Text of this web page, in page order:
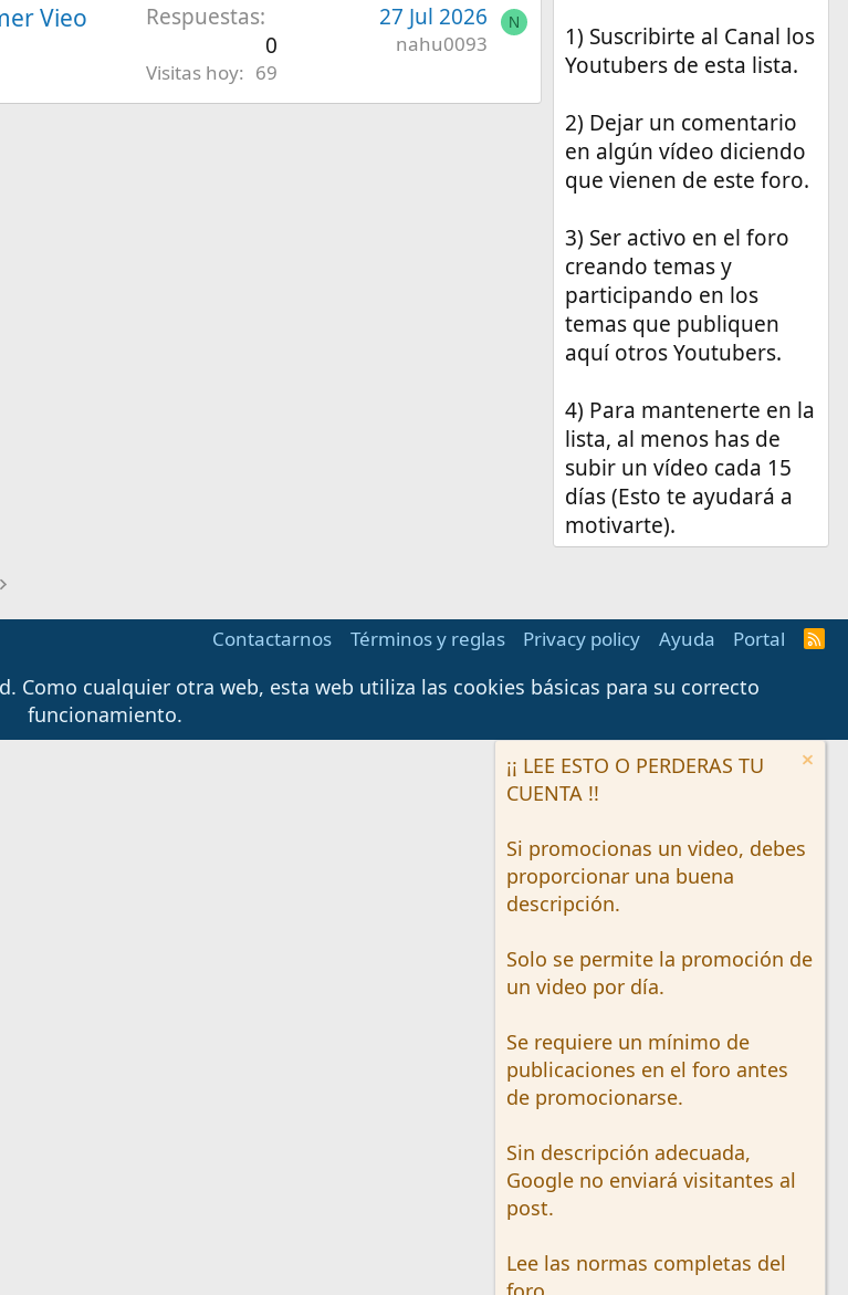
Vieo
Respuestas
0
Visitas hoy 69
27 Jul 2026
nahu0093
N
1) Suscribirte al Canal los
Youtubers de esta lista.
2) Dejar un comentario
en algún vídeo diciendo
que vienen de este foro.
3) Ser activo en el foro
creando temas y
participando en los
temas que publiquen
aquí otros Youtubers.
4) Para mantenerte en la
lista, al menos has de
subir un vídeo cada 15
días (Esto te ayudará a
motivarte).
Contactarnos Términos y reglas Privacy policy Ayuda Portal
R
Como cualquier otra web, esta web utiliza las cookies básicas para su correcto
funcionamiento.
¡¡ LEE ESTO O PERDERAS TU
CUENTA !!
Si promocionas un video, debes
proporcionar una buena
descripción.
Solo se permite la promoción de
un video por día.
Se requiere un mínimo de
publicaciones en el foro antes
de promocionarse.
Sin descripción adecuada,
Google no enviará visitantes al
post.
Lee las normas completas del